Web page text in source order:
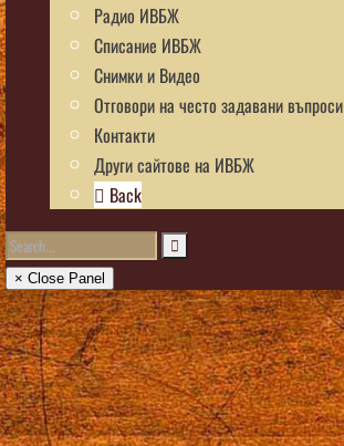
Радио ИВБЖ
Списание ИВБЖ
Снимки и Видео
Отговори на често задавани въпроси
Контакти
Други сайтове на ИВБЖ
Back
× Close Panel